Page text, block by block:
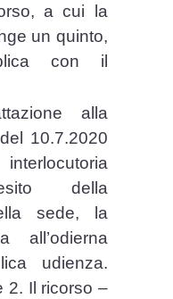
a cui la
un quinto,
con il
alla
10.7.2020
della
sede, la
all’odierna
udienza.
2. Il ricorso –